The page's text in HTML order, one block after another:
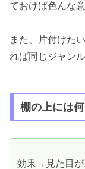
ておけば色んな
また、片付けた
れば同じジャン
棚の上には
効果→見た目が